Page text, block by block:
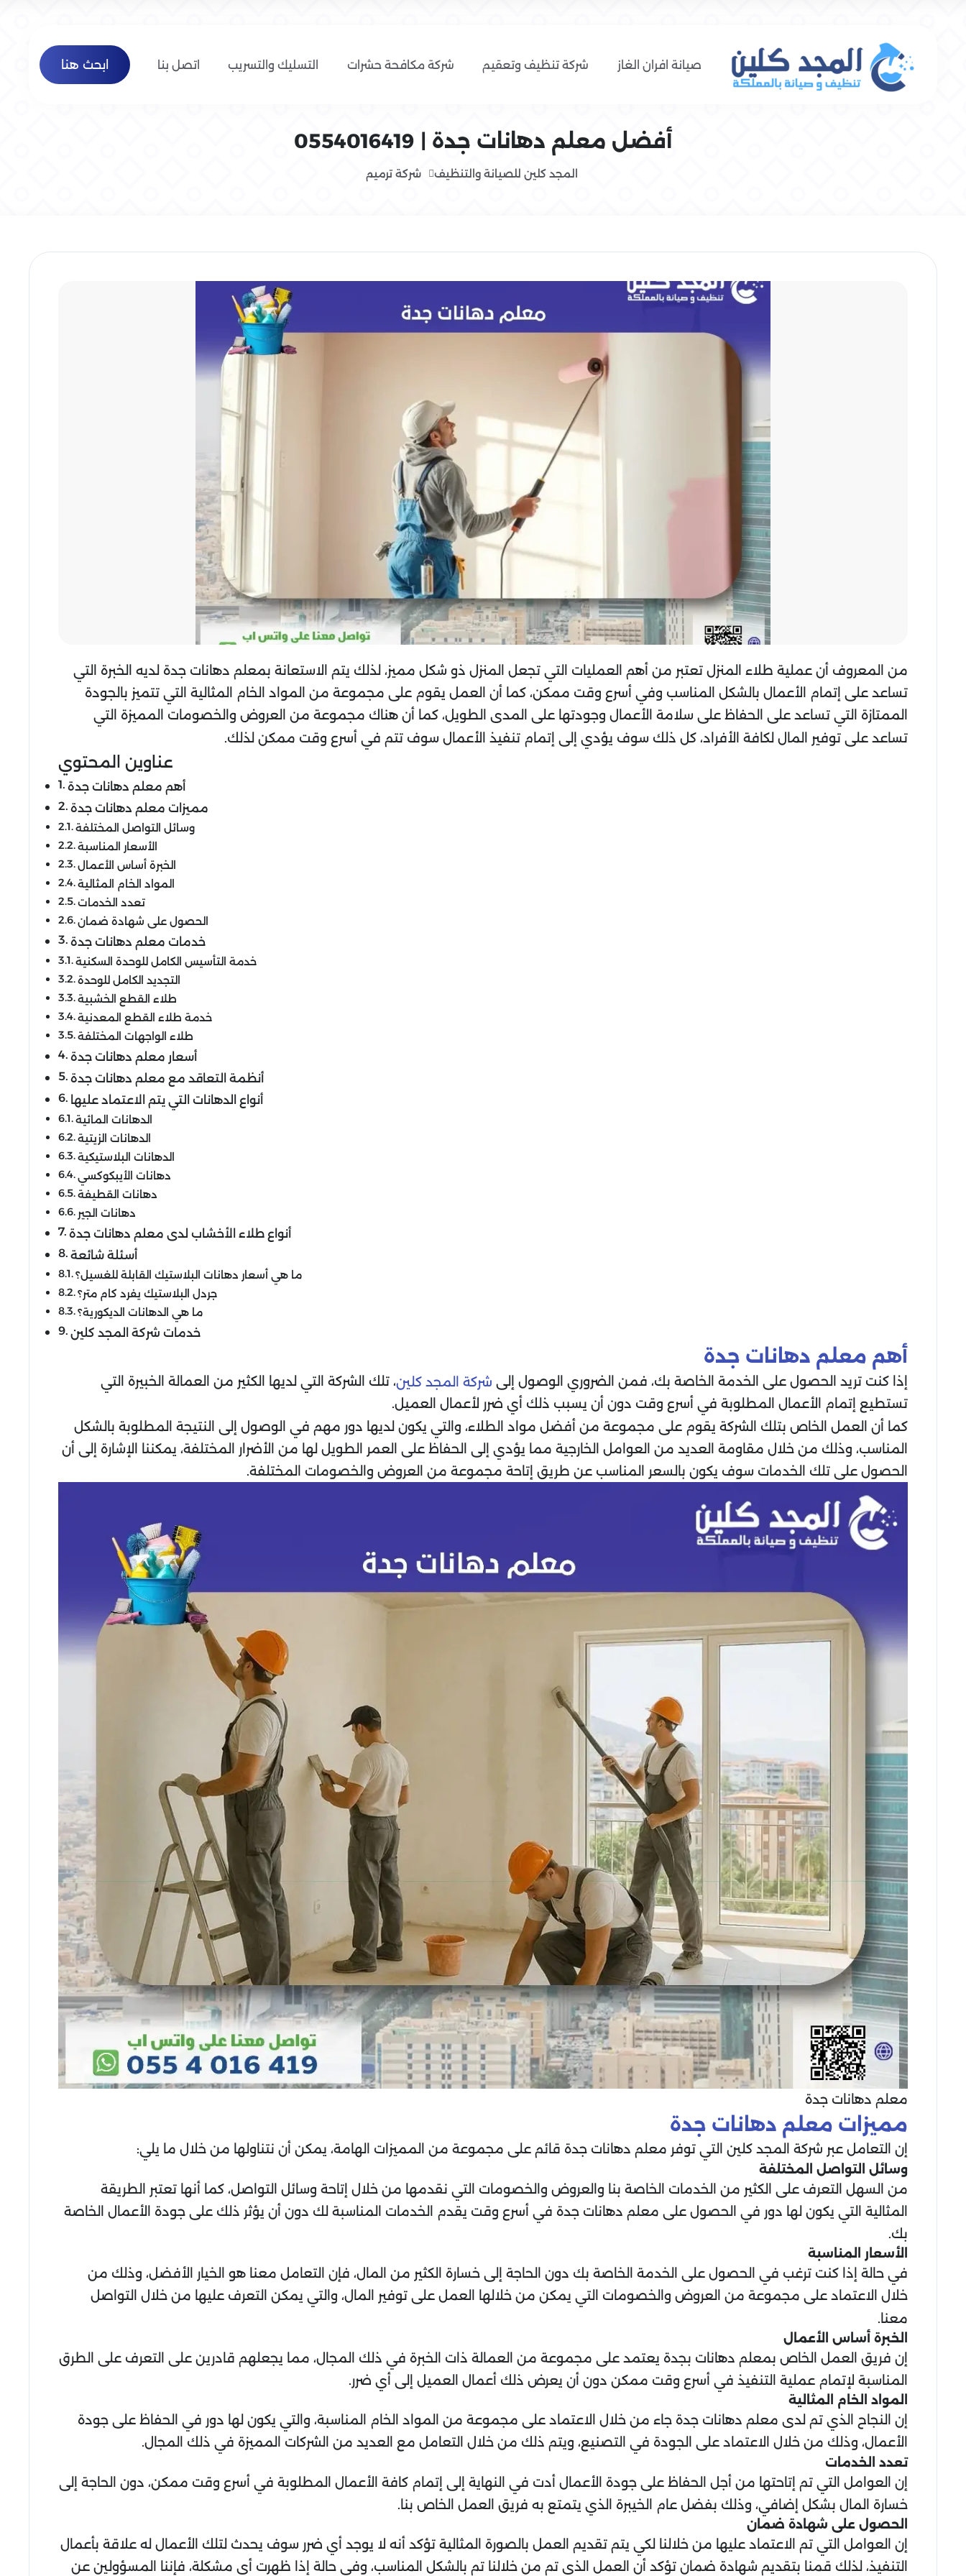
صيانة افران الغاز شركة تنظيف وتعقيم شركة مكافحة حشرات التسليك والتسريب اتصل بنا ابحث هنا
أفضل معلم دهانات جدة | 0554016419
المجد كلين للصيانة والتنظيف شركة ترميم
من المعروف أن عملية طلاء المنزل تعتبر من أهم العمليات التي تجعل المنزل ذو شكل مميز، لذلك يتم الاستعانة بمعلم دهانات جدة لديه الخبرة التي
تساعد على إتمام الأعمال بالشكل المناسب وفي أسرع وقت ممكن، كما أن العمل يقوم على مجموعة من المواد الخام المثالية التي تتميز بالجودة
الممتازة التي تساعد على الحفاظ على سلامة الأعمال وجودتها على المدى الطويل، كما أن هناك مجموعة من العروض والخصومات المميزة التي
تساعد على توفير المال لكافة الأفراد، كل ذلك سوف يؤدي إلى إتمام تنفيذ الأعمال سوف تتم في أسرع وقت ممكن لذلك.
عناوين المحتوي
أهم معلم دهانات جدة
مميزات معلم دهانات جدة
وسائل التواصل المختلفة
الأسعار المناسبة
الخبرة أساس الأعمال
المواد الخام المثالية
تعدد الخدمات
الحصول على شهادة ضمان
خدمات معلم دهانات جدة
خدمة التأسيس الكامل للوحدة السكنية
التجديد الكامل للوحدة
طلاء القطع الخشبية
خدمة طلاء القطع المعدنية
طلاء الواجهات المختلفة
أسعار معلم دهانات جدة
أنظمة التعاقد مع معلم دهانات جدة
أنواع الدهانات التي يتم الاعتماد عليها
الدهانات المائية
الدهانات الزيتية
الدهانات البلاستيكية
دهانات الأيبكوكسي
دهانات القطيفة
دهانات الجير
أنواع طلاء الأخشاب لدى معلم دهانات جدة
أسئلة شائعة
ما هي أسعار دهانات البلاستيك القابلة للغسيل؟
جردل البلاستيك يفرد كام متر؟
ما هي الدهانات الديكورية؟
خدمات شركة المجد كلين
أهم معلم دهانات جدة
إذا كنت تريد الحصول على الخدمة الخاصة بك، فمن الضروري الوصول إلى شركة المجد كلين، تلك الشركة التي لديها الكثير من العمالة الخبيرة التي
تستطيع إتمام الأعمال المطلوبة في أسرع وقت دون أن يسبب ذلك أي ضرر لأعمال العميل.
كما أن العمل الخاص بتلك الشركة يقوم على مجموعة من أفضل مواد الطلاء، والتي يكون لديها دور مهم في الوصول إلى النتيجة المطلوبة بالشكل
المناسب، وذلك من خلال مقاومة العديد من العوامل الخارجية مما يؤدي إلى الحفاظ على العمر الطويل لها من الأضرار المختلفة، يمكننا الإشارة إلى أن
الحصول على تلك الخدمات سوف يكون بالسعر المناسب عن طريق إتاحة مجموعة من العروض والخصومات المختلفة.
معلم دهانات جدة
مميزات معلم دهانات جدة
إن التعامل عبر شركة المجد كلين التي توفر معلم دهانات جدة قائم على مجموعة من المميزات الهامة، يمكن أن نتناولها من خلال ما يلي:
وسائل التواصل المختلفة
من السهل التعرف على الكثير من الخدمات الخاصة بنا والعروض والخصومات التي نقدمها من خلال إتاحة وسائل التواصل، كما أنها تعتبر الطريقة
المثالية التي يكون لها دور في الحصول على معلم دهانات جدة في أسرع وقت يقدم الخدمات المناسبة لك دون أن يؤثر ذلك على جودة الأعمال الخاصة
بك.
الأسعار المناسبة
في حالة إذا كنت ترغب في الحصول على الخدمة الخاصة بك دون الحاجة إلى خسارة الكثير من المال، فإن التعامل معنا هو الخيار الأفضل، وذلك من
خلال الاعتماد على مجموعة من العروض والخصومات التي يمكن من خلالها العمل على توفير المال، والتي يمكن التعرف عليها من خلال التواصل
معنا.
الخبرة أساس الأعمال
إن فريق العمل الخاص بمعلم دهانات بجدة يعتمد على مجموعة من العمالة ذات الخبرة في ذلك المجال، مما يجعلهم قادرين على التعرف على الطرق
المناسبة لإتمام عملية التنفيذ في أسرع وقت ممكن دون أن يعرض ذلك أعمال العميل إلى أي ضرر.
المواد الخام المثالية
إن النجاح الذي تم لدى معلم دهانات جدة جاء من خلال الاعتماد على مجموعة من المواد الخام المناسبة، والتي يكون لها دور في الحفاظ على جودة
الأعمال، وذلك من خلال الاعتماد على الجودة في التصنيع، ويتم ذلك من خلال التعامل مع العديد من الشركات المميزة في ذلك المجال.
تعدد الخدمات
إن العوامل التي تم إتاحتها من أجل الحفاظ على جودة الأعمال أدت في النهاية إلى إتمام كافة الأعمال المطلوبة في أسرع وقت ممكن، دون الحاجة إلى
خسارة المال بشكل إضافي، وذلك بفضل عام الخيبرة الذي يتمتع به فريق العمل الخاص بنا.
الحصول على شهادة ضمان
إن العوامل التي تم الاعتماد عليها من خلالنا لكي يتم تقديم العمل بالصورة المثالية تؤكد أنه لا يوجد أي ضرر سوف يحدث لتلك الأعمال له علاقة بأعمال
التنفيذ، لذلك قمنا بتقديم شهادة ضمان تؤكد أن العمل الذي تم من خلالنا تم بالشكل المناسب، وفي حالة إذا ظهرت أي مشكلة، فإننا المسؤولين عن